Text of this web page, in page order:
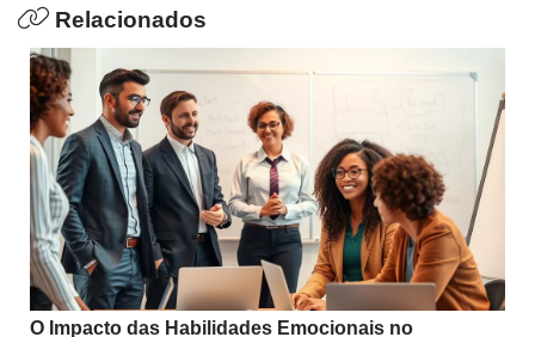
Relacionados
O Impacto das Habilidades Emocionais no